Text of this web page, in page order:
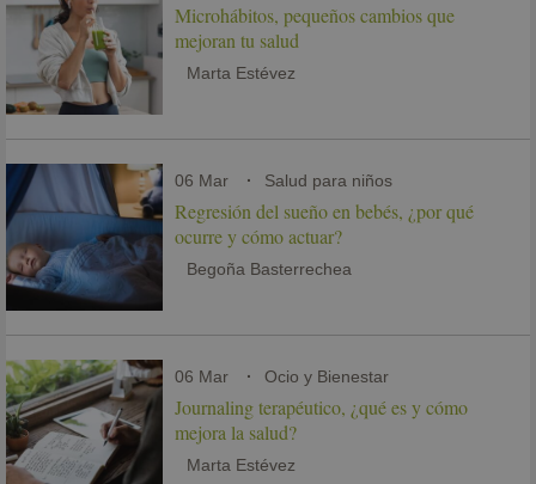
Microhábitos, pequeños cambios que
mejoran tu salud
Marta Estévez
06 Mar Salud para niños
Regresión del sueño en bebés, ¿por qué
ocurre y cómo actuar?
Begoña Basterrechea
06 Mar Ocio y Bienestar
Journaling terapéutico, ¿qué es y cómo
mejora la salud?
Marta Estévez